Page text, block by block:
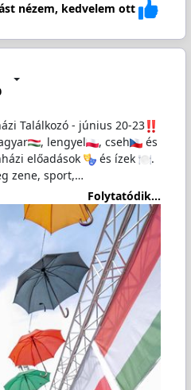
nézem, kedvelem ott
Találkozó - június 20-23
, lengyel , cseh
és
előadások és ízek
️.
zene, sport,…
Folytatódik...